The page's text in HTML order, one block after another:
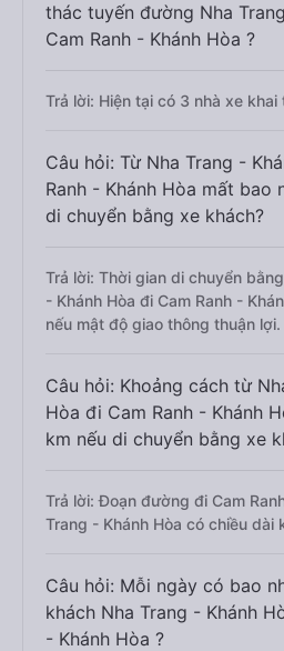
thác tuyến đường Nha
Cam Ranh - Khánh Hòa ?
Trả lời: Hiện tại có 3 nhà xe
Câu hỏi: Từ Nha Trang -
Ranh - Khánh Hòa mất bao
di chuyển bằng xe khách?
Trả lời: Thời gian di chuyển
- Khánh Hòa đi Cam Ranh -
nếu mật độ giao thông thuận lợi.
Câu hỏi: Khoảng cách từ
Hòa đi Cam Ranh - Khánh
km nếu di chuyển bằng xe
Trả lời: Đoạn đường đi Cam
Trang - Khánh Hòa có chiều dài
Câu hỏi: Mỗi ngày có bao
khách Nha Trang - Khánh
- Khánh Hòa ?